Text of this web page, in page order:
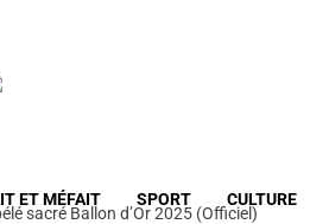
ET MÉFAIT SPORT CULTURE
sacré Ballon d’Or 2025 (Officiel)